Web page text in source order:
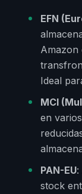
EFN
Amazon
Ideal
MCI
en
PAN-EU:
stock